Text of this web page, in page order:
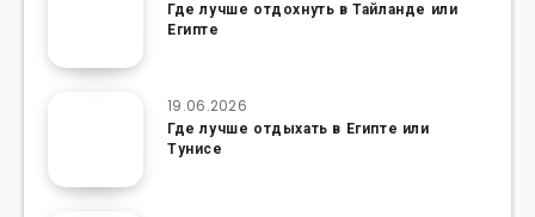
Где лучше отдохнуть в Тайланде или
Египте
19.06.2026
Где лучше отдыхать в Египте или
Тунисе